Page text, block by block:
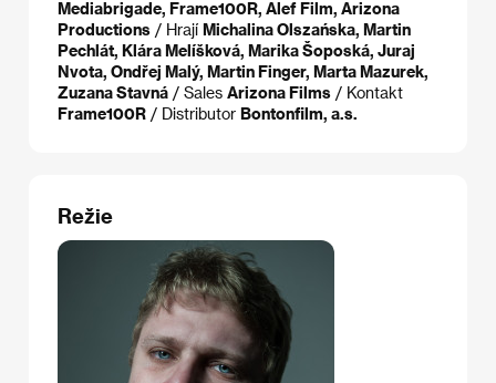
Mediabrigade, Frame100R, Alef Film, Arizona
Productions / Hrají Michalina Olszańska, Martin
Pechlát, Klára Melíšková, Marika Šoposká, Juraj
Nvota, Ondřej Malý, Martin Finger, Marta Mazurek,
Zuzana Stavná / Sales Arizona Films / Kontakt
Frame100R / Distributor Bontonfilm, a.s.
Režie